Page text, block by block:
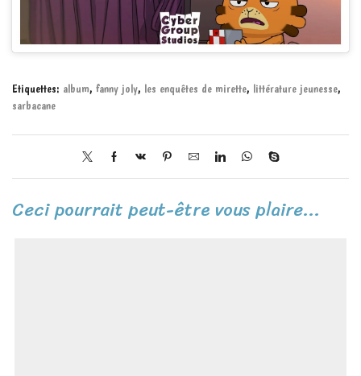
Etiquettes: album, fanny joly, les enquêtes de mirette, littérature jeunesse,
sarbacane
Ceci pourrait peut-être vous plaire...